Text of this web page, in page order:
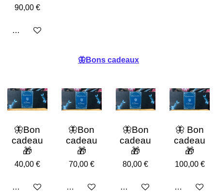
90,00 €
Ajouter au panier
🦋Bons cadeaux
🦋Bon
cadeau
🎁
40,00 €
Ajouter au panier
🦋Bon
cadeau
🎁
70,00 €
Ajouter au panier
🦋Bon
cadeau
🎁
80,00 €
Ajouter au panier
🦋 Bon
cadeau
🎁
100,00 €
Ajouter au